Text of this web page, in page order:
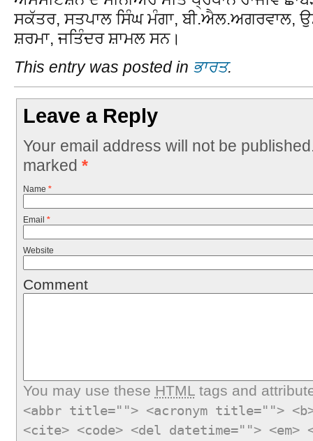
ਸਕੱਤਰ, ਸਤਪਾਲ ਸਿੰਘ ਮੰਗਾ, ਬੀ.ਐਲ.ਅਗਰਵਾਲ,
ਸ਼ਰਮਾ, ਜਤਿੰਦਰ ਸ਼ਾਮਲ ਸਨ।
This entry was posted in ਭਾਰਤ.
Leave a Reply
Your email address will not be
marked *
Name *
Email *
Website
Comment
You may use these HTMLtags and
<abbr title=""> <acronym title="">
<cite> <code> <del datetime="">